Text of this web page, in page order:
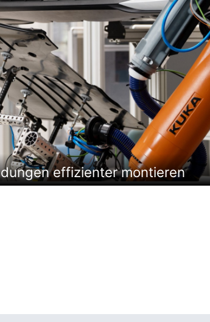
effizienter montieren